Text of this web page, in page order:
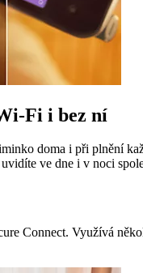
Fi i bez ní
doma i při plnění
ve dne i v noci
Connect. Využívá